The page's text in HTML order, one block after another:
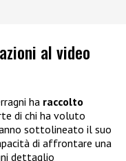
al video
ha raccolto
di chi ha voluto
sottolineato il suo
di affrontare una
dettaglio